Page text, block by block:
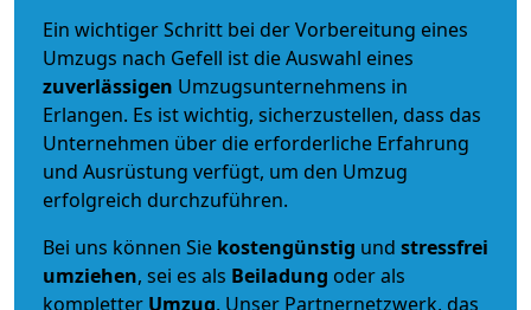
Ein wichtiger Schritt bei der Vorbereitung eines
Umzugs nach Gefell ist die Auswahl eines
zuverlässigen Umzugsunternehmens in
Erlangen. Es ist wichtig, sicherzustellen, dass das
Unternehmen über die erforderliche Erfahrung
und Ausrüstung verfügt, um den Umzug
erfolgreich durchzuführen.
Bei uns können Sie kostengünstig und stressfrei
umziehen, sei es als Beiladung oder als
kompletter Umzug. Unser Partnernetzwerk, das